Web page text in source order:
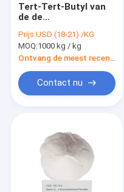
Tert-Tert-Butyl van
de de
van Perbenzoate
TBPB C11H14O3 Cas
614-45-9 Middelgrote
Genezende Agent
Vulcanizing Agent
Prijs:USD (18-21) /KG
MOQ:1000 kg / kg
Contact nu